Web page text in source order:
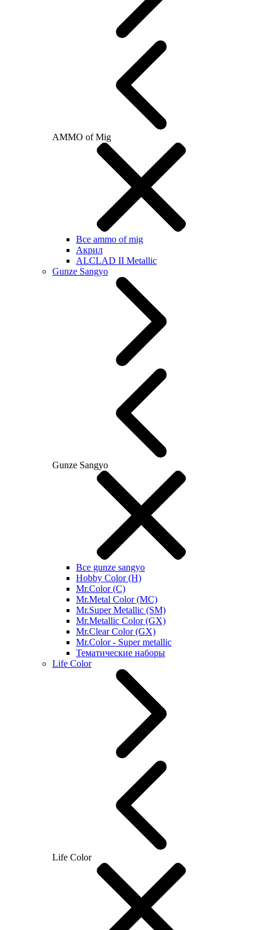
AMMO of Mig
Все ammo of mig
Акрил
ALCLAD II Metallic
Gunze Sangyo
Gunze Sangyo
Все gunze sangyo
Hobby Color (H)
Mr.Color (C)
Mr.Metal Color (MC)
Mr.Super Metallic (SM)
Mr.Metallic Color (GX)
Mr.Clear Color (GX)
Mr.Color - Super metallic
Тематические наборы
Life Color
Life Color